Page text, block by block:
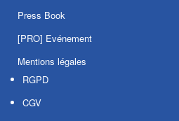
Press Book
[PRO] Evénement
Mentions légales
RGPD
CGV